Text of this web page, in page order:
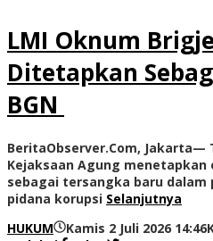
LMI Oknum
Ditetapkan
BGN
BeritaObserver.Com, Jakarta—
Kejaksaan Agung menetapkan
sebagai tersangka baru
pidana korupsi Selanjutnya
HUKUM
Kamis 2 Juli 2026 14:46